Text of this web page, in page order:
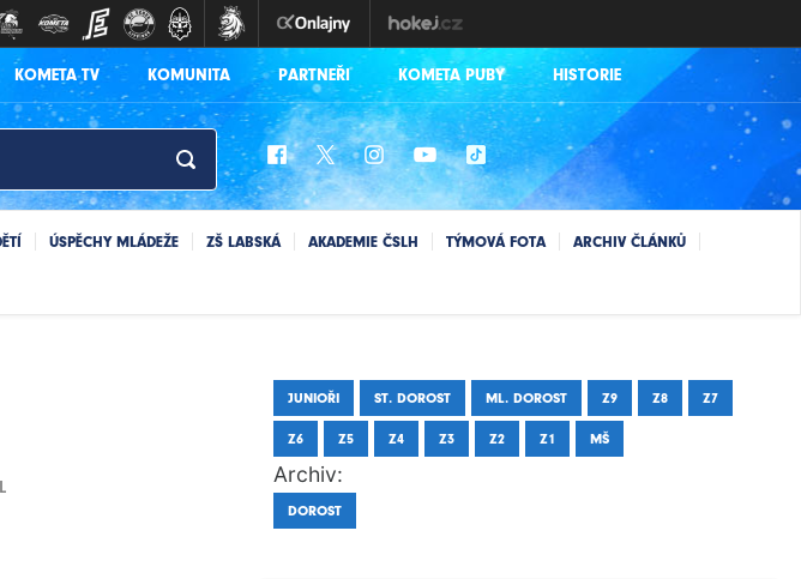
KOMETA TV KOMUNITA PARTNEŘI KOMETA PUBY HISTORIE
ÚSPĚCHY MLÁDEŽE ZŠ LABSKÁ AKADEMIE ČSLH TÝMOVÁ FOTA ARCHIV ČLÁNKŮ
L
JUNIOŘI ST. DOROST ML. DOROST Z9 Z8 Z7
Z6 Z5 Z4 Z3 Z2 Z1 MŠ
Archiv:
DOROST